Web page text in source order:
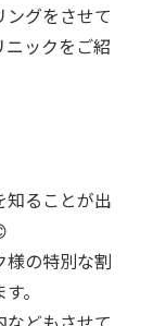
グをさせて
ックをご紹
知ることが出
様の特別な割
。